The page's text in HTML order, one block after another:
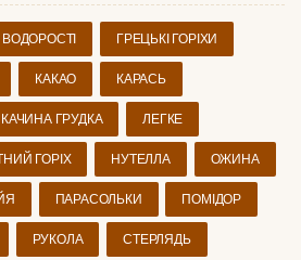
ВОДОРОСТІ ГРЕЦЬКІ ГОРІХИ
КАКАО КАРАСЬ
КАЧИНА ГРУДКА ЛЕГКЕ
ГОРІХ НУТЕЛЛА ОЖИНА
ПАРАСОЛЬКИ ПОМІДОР
РУКОЛА СТЕРЛЯДЬ